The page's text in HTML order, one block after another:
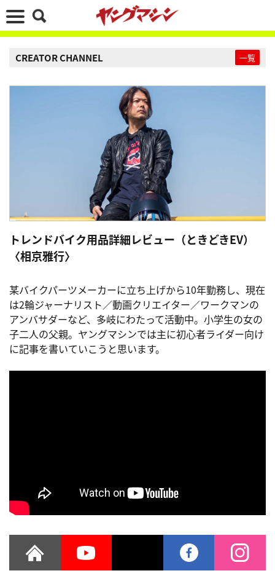
CREATOR CHANNEL 一覧
トレンドバイク用品詳細レビュー（ときどきEV）
〈相京雅行〉
某バイクパーツメーカーに立ち上げから10年勤務し、現在
は2輪ジャーナリスト／動画クリエイター／ワークマンの
アンバサダーなど、多岐にわたって活動中。小学生の女の
子二人の父親。ヤングマシンでは主に初心者ライダー向け
に記事を書いていこうと思います。